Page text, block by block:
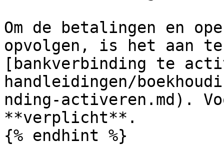
Om de betalingen en
opvolgen, is het aan te
[bankverbinding te
handleidingen/
nding-activeren.md).
**verplicht**.
{% endhint %}